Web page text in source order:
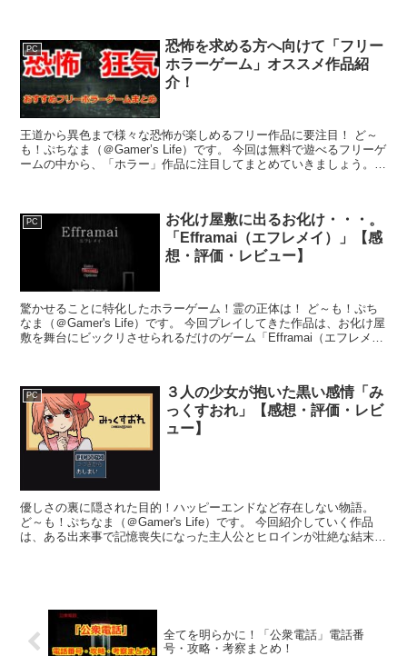
PC
恐怖を求める方へ向けて「フリー
ホラーゲーム」オススメ作品紹
介！
王道から異色まで様々な恐怖が楽しめるフリー作品に要注目！ ど～
も！ぷちなま（＠Gamer’s Life）です。 今回は無料で遊べるフリーゲ
ームの中から、「ホラー」作品に注目してまとめていきましょう。
PC
お化け屋敷に出るお化け・・・。
「Efframai（エフレメイ）」【感
想・評価・レビュー】
驚かせることに特化したホラーゲーム！霊の正体は！ ど～も！ぷち
なま（＠Gamer's Life）です。 今回プレイしてきた作品は、お化け屋
敷を舞台にビックリさせられるだけのゲーム「Efframai（エフレメ
PC
３人の少女が抱いた黒い感情「み
っくすおれ」【感想・評価・レビ
ュー】
優しさの裏に隠された目的！ハッピーエンドなど存在しない物語。
ど～も！ぷちなま（＠Gamer's Life）です。 今回紹介していく作品
は、ある出来事で記憶喪失になった主人公とヒロインが壮絶な結末に
全てを明らかに！「公衆電話」電話番
号・攻略・考察まとめ！